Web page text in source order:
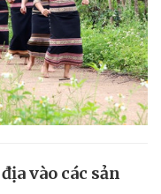
vào các sản